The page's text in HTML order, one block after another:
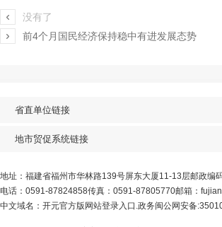

没有了

前4个月国民经济保持稳中有进发展态势
省直单位链接
地市贸促系统链接
地址：福建省福州市华林路139号屏东大厦11-13层邮政编
电话： 0591-87824858传真： 0591-87805770邮箱：
中文域名：开元官方版网站登录入口.政务闽公网安备